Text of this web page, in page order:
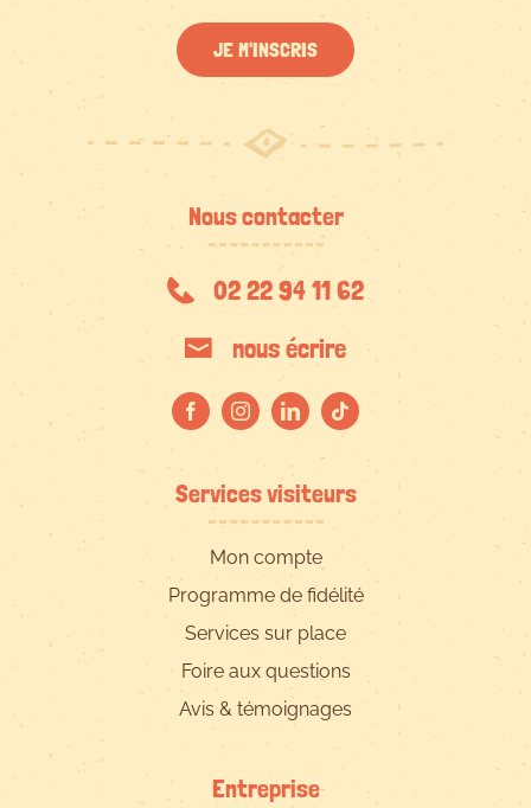
JE M'INSCRIS
Nous contacter
02 22 94 11 62
nous écrire
Services visiteurs
Mon compte
Programme de fidélité
Services sur place
Foire aux questions
Avis & témoignages
Entreprise